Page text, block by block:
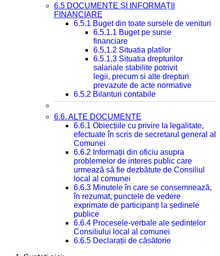
6.5 DOCUMENTE ȘI INFORMAȚII
FINANCIARE
6.5.1 Buget din toate sursele de venituri
6.5.1.1 Buget pe surse
financiare
6.5.1.2 Situatia platilor
6.5.1.3 Situatia drepturilor
salariale stabilite potrivit
legii, precum si alte drepturi
prevazute de acte normative
6.5.2 Bilanturi contabile
6.6. ALTE DOCUMENTE
6.6.1 Obiecțiile cu privire la legalitate,
efectuate în scris de secretarul general al
Comunei
6.6.2 Informații din oficiu asupra
problemelor de interes public care
urmează să fie dezbătute de Consiliul
local al comunei
6.6.3 Minutele în care se consemnează,
în rezumat, punctele de vedere
exprimate de participanți la ședinele
publice
6.6.4 Procesele-verbale ale ședințelor
Consiliului local al comunei
6.6.5 Declarații de căsătorie